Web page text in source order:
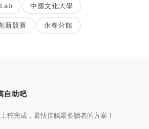
中國文化大學
新競賽 永春分館
自助吧
稿完成，最快接觸最多讀者的方案！